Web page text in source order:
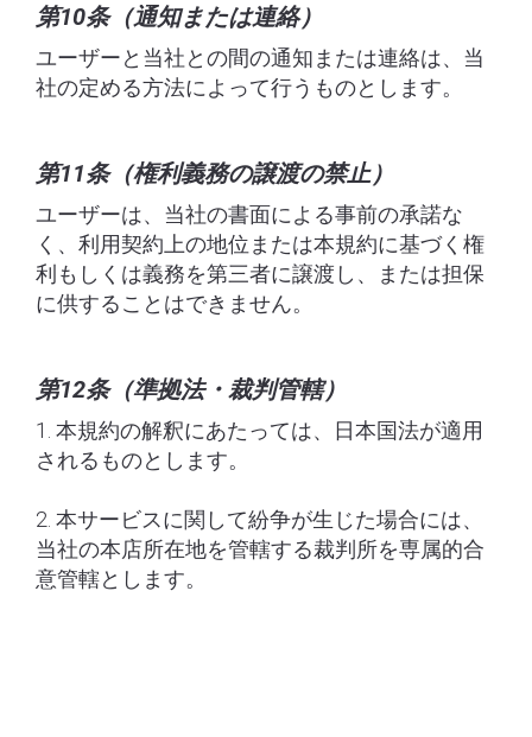
第10条（通知または連絡）
ユーザーと当社との間の通知または連絡は、当
社の定める方法によって行うものとします。
第11条（権利義務の譲渡の禁止）
ユーザーは、当社の書面による事前の承諾な
く、利用契約上の地位または本規約に基づく権
利もしくは義務を第三者に譲渡し、または担保
に供することはできません。
第12条（準拠法・裁判管轄）
1. 本規約の解釈にあたっては、日本国法が適用
されるものとします。
2. 本サービスに関して紛争が生じた場合には、
当社の本店所在地を管轄する裁判所を専属的合
意管轄とします。